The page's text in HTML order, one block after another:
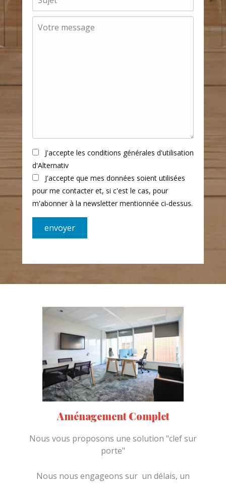
J'accepte les conditions générales d'utilisation
d'Alternativ
J'accepte que mes données soient utilisées
pour me contacter et, si c'est le cas, pour
m'abonner à la newsletter mentionnée ci-dessus.
Aménagement Complet
porte"